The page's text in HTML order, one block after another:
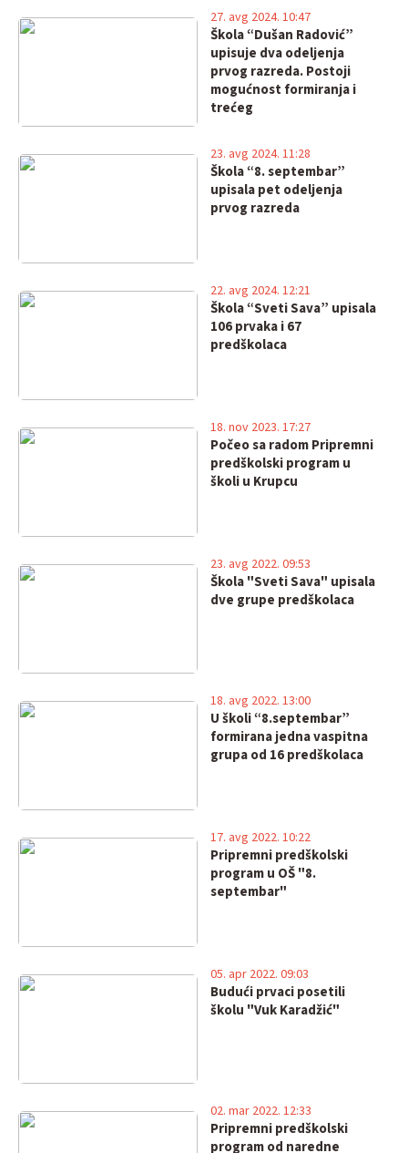
Škola “Dušan Radović”
upisuje dva odeljenja
prvog razreda. Postoji
mogućnost formiranja i
trećeg
27. avg 2024. 10:47
Škola “8. septembar”
upisala pet odeljenja
prvog razreda
23. avg 2024. 11:28
Škola “Sveti Sava” upisala
106 prvaka i 67
predškolaca
22. avg 2024. 12:21
Počeo sa radom Pripremni
predškolski program u
školi u Krupcu
18. nov 2023. 17:27
Škola "Sveti Sava" upisala
dve grupe predškolaca
23. avg 2022. 09:53
U školi “8.septembar”
formirana jedna vaspitna
grupa od 16 predškolaca
18. avg 2022. 13:00
Pripremni predškolski
program u OŠ "8.
septembar"
17. avg 2022. 10:22
Budući prvaci posetili
školu "Vuk Karadžić"
05. apr 2022. 09:03
Pripremni predškolski
program od naredne
02. mar 2022. 12:33